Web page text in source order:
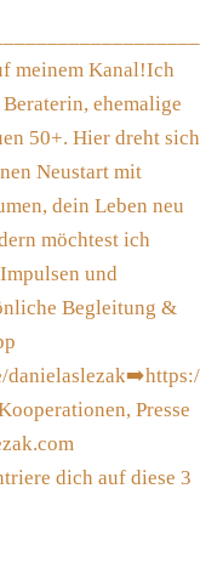
dich auf diese 3